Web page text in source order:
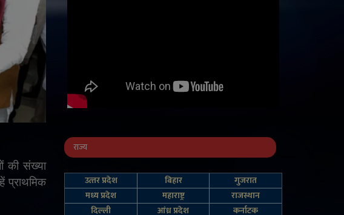
की संख्या
प्राथमिक
राज्य
उत्‍तर प्रदेश बिहार
गुजरात
मध्य प्रदेश
महाराष्ट्र
राजस्थान
दिल्‍ली
आंध्र प्रदेश
कर्नाटक